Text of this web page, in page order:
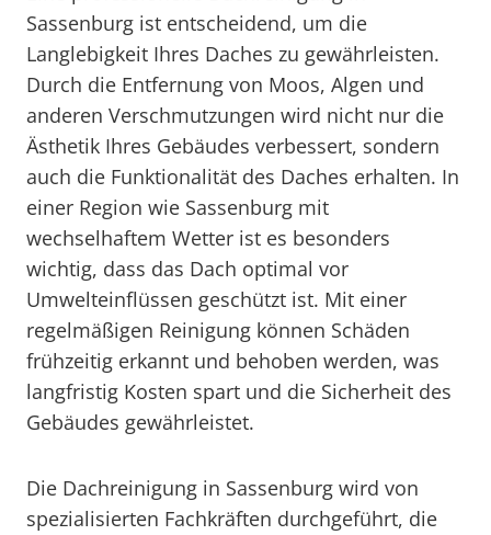
Sassenburg ist entscheidend, um die
Langlebigkeit Ihres Daches zu gewährleisten.
Durch die Entfernung von Moos, Algen und
anderen Verschmutzungen wird nicht nur die
Ästhetik Ihres Gebäudes verbessert, sondern
auch die Funktionalität des Daches erhalten. In
einer Region wie Sassenburg mit
wechselhaftem Wetter ist es besonders
wichtig, dass das Dach optimal vor
Umwelteinflüssen geschützt ist. Mit einer
regelmäßigen Reinigung können Schäden
frühzeitig erkannt und behoben werden, was
langfristig Kosten spart und die Sicherheit des
Gebäudes gewährleistet.
Die Dachreinigung in Sassenburg wird von
spezialisierten Fachkräften durchgeführt, die